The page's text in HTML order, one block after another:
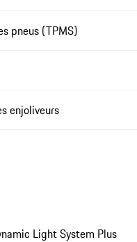
pneus (TPMS)
enjoliveurs
Light System Plus